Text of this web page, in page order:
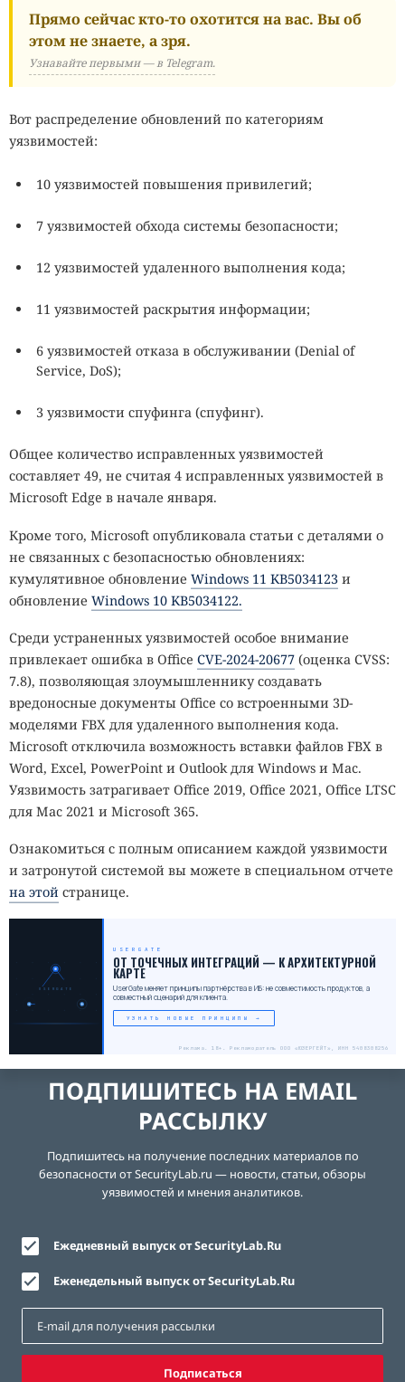
Прямо сейчас кто-то охотится на вас. Вы об
этом не знаете, а зря.
Узнавайте первыми — в Telegram.
Вот распределение обновлений по категориям
уязвимостей:
10 уязвимостей повышения привилегий;
7 уязвимостей обхода системы безопасности;
12 уязвимостей удаленного выполнения кода;
11 уязвимостей раскрытия информации;
6 уязвимостей отказа в обслуживании (Denial of
Service, DoS);
3 уязвимости спуфинга (спуфинг).
Общее количество исправленных уязвимостей
составляет 49, не считая 4 исправленных уязвимостей в
Microsoft Edge в начале января.
Кроме того, Microsoft опубликовала статьи с деталями о
не связанных с безопасностью обновлениях:
кумулятивное обновление Windows 11 KB5034123 и
обновление Windows 10 KB5034122.
Среди устраненных уязвимостей особое внимание
привлекает ошибка в Office CVE-2024-20677 (оценка CVSS:
7.8), позволяющая злоумышленнику создавать
вредоносные документы Office со встроенными 3D-
моделями FBX для удаленного выполнения кода.
Microsoft отключила возможность вставки файлов FBX в
Word, Excel, PowerPoint и Outlook для Windows и Mac.
Уязвимость затрагивает Office 2019, Office 2021, Office LTSC
для Mac 2021 и Microsoft 365.
Ознакомиться с полным описанием каждой уязвимости
и затронутой системой вы можете в специальном отчете
на этой странице.
USERGATE
USERGATE
ОТ ТОЧЕЧНЫХ ИНТЕГРАЦИЙ — К АРХИТЕКТУРНОЙ
КАРТЕ
UserGate меняет принципы партнёрства в ИБ: не совместимость продуктов, а
совместный сценарий для клиента.
УЗНАТЬ НОВЫЕ ПРИНЦИПЫ →
Реклама. 18+. Рекламодатель ООО «ЮЗЕРГЕЙТ», ИНН 5408308256
ПОДПИШИТЕСЬ НА EMAIL
РАССЫЛКУ
Подпишитесь на получение последних материалов по
безопасности от SecurityLab.ru — новости, статьи, обзоры
уязвимостей и мнения аналитиков.
Ежедневный выпуск от SecurityLab.Ru
Еженедельный выпуск от SecurityLab.Ru
Подписаться